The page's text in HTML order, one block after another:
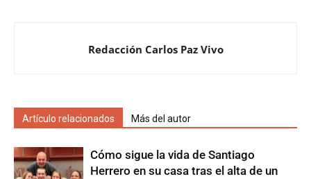
Redacción Carlos Paz Vivo
Artículo relacionados Más del autor
Cómo sigue la vida de Santiago
Herrero en su casa tras el alta de un